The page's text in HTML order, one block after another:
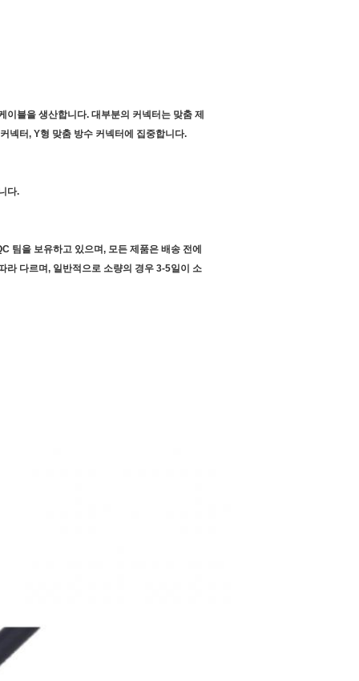
블을 생산합니다. 대부분의 커넥터는 맞춤 제
넥터, Y형 맞춤 방수 커넥터에 집중합니다.
다.
팀을 보유하고 있으며, 모든 제품은 배송 전에
라 다르며, 일반적으로 소량의 경우 3-5일이 소